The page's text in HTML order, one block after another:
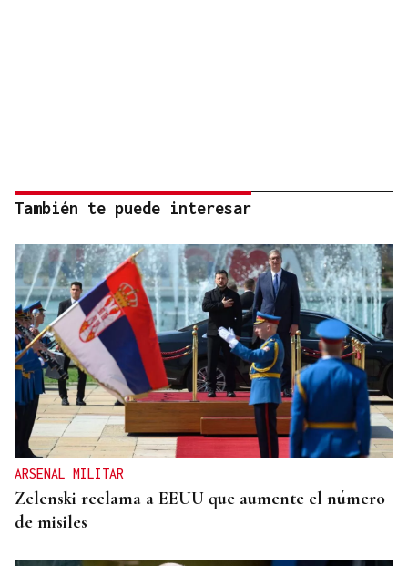
También te puede interesar
ARSENAL MILITAR
Zelenski reclama a EEUU que aumente el número
de misiles